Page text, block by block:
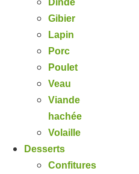
Dinde
Gibier
Lapin
Porc
Poulet
Veau
Viande
hachée
Volaille
Desserts
Confitures